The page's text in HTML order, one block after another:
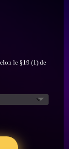
le §19 (1) de